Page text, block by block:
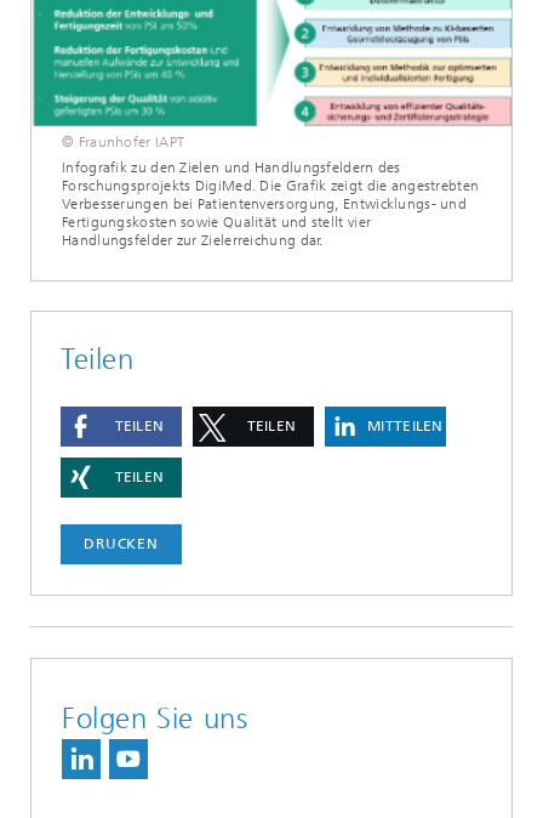
© Fraunhofer IAPT
Infografik zu den Zielen und Handlungsfeldern des
Forschungsprojekts DigiMed. Die Grafik zeigt die angestrebten
Verbesserungen bei Patientenversorgung, Entwicklungs- und
Fertigungskosten sowie Qualität und stellt vier
Handlungsfelder zur Zielerreichung dar.
Teilen
TEILEN TEILEN MITTEILEN
TEILEN
DRUCKEN
Folgen Sie uns